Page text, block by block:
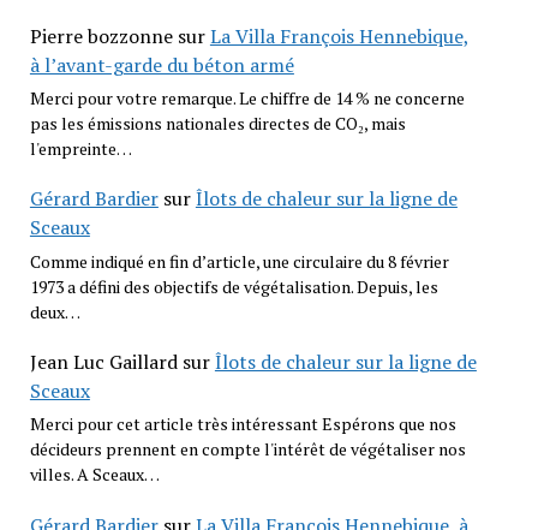
Pierre bozzonnesurLa Villa François Hennebique,
à l’avant-garde du béton armé
Merci pour votre remarque. Le chiffre de 14 % ne concerne
pas les émissions nationales directes de CO₂, mais
l'empreinte…
Gérard BardiersurÎlots de chaleur sur la ligne de
Sceaux
Comme indiqué en fin d’article, une circulaire du 8 février
1973 a défini des objectifs de végétalisation. Depuis, les
deux…
Jean Luc GaillardsurÎlots de chaleur sur la ligne de
Sceaux
Merci pour cet article très intéressant Espérons que nos
décideurs prennent en compte l'intérêt de végétaliser nos
villes. A Sceaux…